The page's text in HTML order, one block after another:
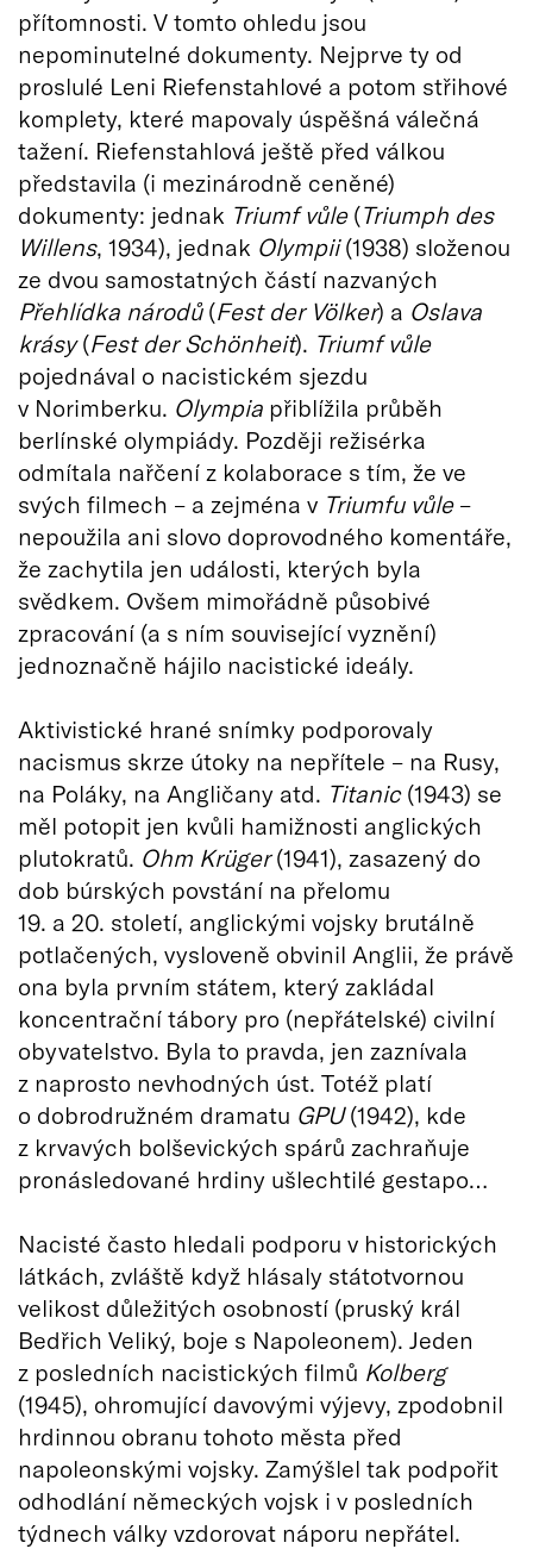
přítomnosti. V tomto ohledu jsou
nepominutelné dokumenty. Nejprve ty od
proslulé Leni Riefenstahlové a potom střihové
komplety, které mapovaly úspěšná válečná
tažení. Riefenstahlová ještě před válkou
představila (i mezinárodně ceněné)
dokumenty: jednak Triumf vůle (Triumph des
Willens, 1934), jednak Olympii(1938) složenou
ze dvou samostatných částí nazvaných
Přehlídka národů(Fest der Völker) a Oslava
krásy(Fest der Schönheit). Triumf vůle
pojednával o nacistickém sjezdu
v Norimberku. Olympia přiblížila průběh
berlínské olympiády. Později režisérka
odmítala nařčení z kolaborace s tím, že ve
svých filmech – a zejména v Triumfu vůle–
nepoužila ani slovo doprovodného komentáře,
že zachytila jen události, kterých byla
svědkem. Ovšem mimořádně působivé
zpracování (a s ním související vyznění)
jednoznačně hájilo nacistické ideály.
Aktivistické hrané snímky podporovaly
nacismus skrze útoky na nepřítele – na Rusy,
na Poláky, na Angličany atd. Titanic (1943) se
měl potopit jen kvůli hamižnosti anglických
plutokratů. Ohm Krüger(1941), zasazený do
dob búrských povstání na přelomu
19. a 20. století, anglickými vojsky brutálně
potlačených, vysloveně obvinil Anglii, že právě
ona byla prvním státem, který zakládal
koncentrační tábory pro (nepřátelské) civilní
obyvatelstvo. Byla to pravda, jen zaznívala
z naprosto nevhodných úst. Totéž platí
o dobrodružném dramatu GPU(1942), kde
z krvavých bolševických spárů zachraňuje
pronásledované hrdiny ušlechtilé gestapo…
Nacisté často hledali podporu v historických
látkách, zvláště když hlásaly státotvornou
velikost důležitých osobností (pruský král
Bedřich Veliký, boje s Napoleonem). Jeden
z posledních nacistických filmů Kolberg
(1945), ohromující davovými výjevy, zpodobnil
hrdinnou obranu tohoto města před
napoleonskými vojsky. Zamýšlel tak podpořit
odhodlání německých vojsk i v posledních
týdnech války vzdorovat náporu nepřátel.